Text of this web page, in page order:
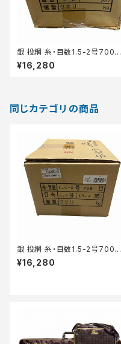
銀 投網 糸・目数1.5-2号700目
目合3分(15.3節）
¥16,280
同じカテゴリの商品
銀 投網 糸・目数1.5-2号700目
目合3.5分(15.3節）
¥16,280